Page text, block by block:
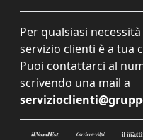
Per qualsiasi
servizio clienti è a tua
Puoi contattarci al
scrivendo una mail a